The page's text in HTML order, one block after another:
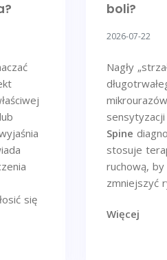
się
boli?
2026-07-22
Nagły
Spine
stosuje
ruchową,
zmniejszyć
Więcej